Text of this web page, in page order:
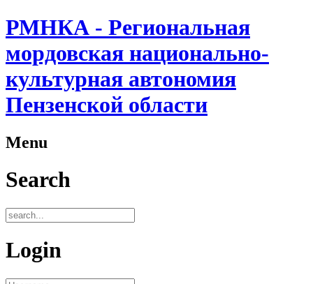
РМНКА - Региональная
мордовская национально-
культурная автономия
Пензенской области
Menu
Search
Login